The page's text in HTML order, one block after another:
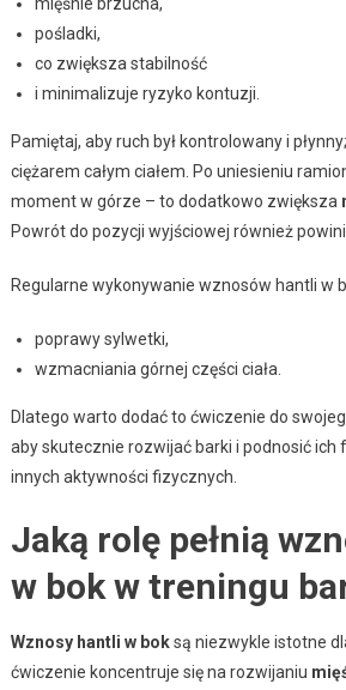
pośladki,
co zwiększa stabilność
i minimalizuje ryzyko kontuzji.
Pamiętaj, aby ruch był kontrolowany i
ciężarem całym ciałem. Po uniesieniu
moment w górze – to dodatkowo zwiększa
Powrót do pozycji wyjściowej również
Regularne wykonywanie wznosów hantli w
poprawy sylwetki,
wzmacniania górnej części ciała.
Dlatego warto dodać to ćwiczenie do
aby skutecznie rozwijać barki i podnosić ich
innych aktywności fizycznych.
Jaką rolę pełnią
w bok w treningu
Wznosy hantli w boksą niezwykle istotne
ćwiczenie koncentruje się na rozwijaniu